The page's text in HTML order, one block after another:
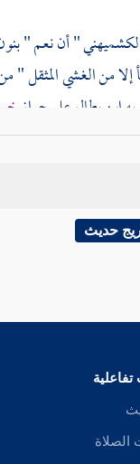
" أن نعم "
من الغشي المثقل " من
ابن بطالعلى جواز
ورد في بعض طرقه
حديث
الصلاة